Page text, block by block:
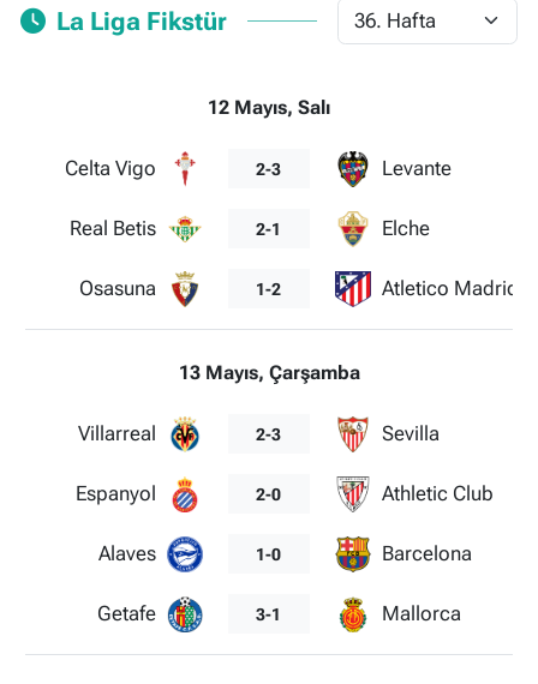
La Liga Fikstür
12 Mayıs, Salı
Celta Vigo 2-3 Levante
Real Betis 2-1 Elche
Osasuna 1-2 Atletico Madrid
13 Mayıs, Çarşamba
Villarreal 2-3 Sevilla
Espanyol 2-0 Athletic Club
Alaves 1-0 Barcelona
Getafe 3-1 Mallorca